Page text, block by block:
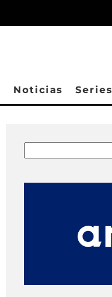
Noticias Series